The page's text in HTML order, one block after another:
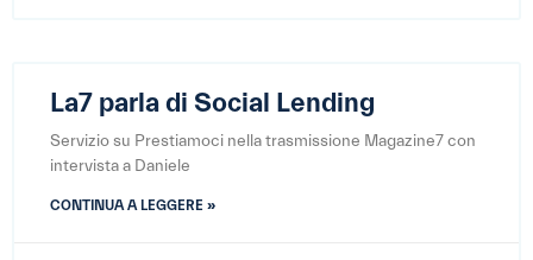
La7 parla di Social Lending
Servizio su Prestiamoci nella trasmissione Magazine7 con
intervista a Daniele
CONTINUA A LEGGERE »